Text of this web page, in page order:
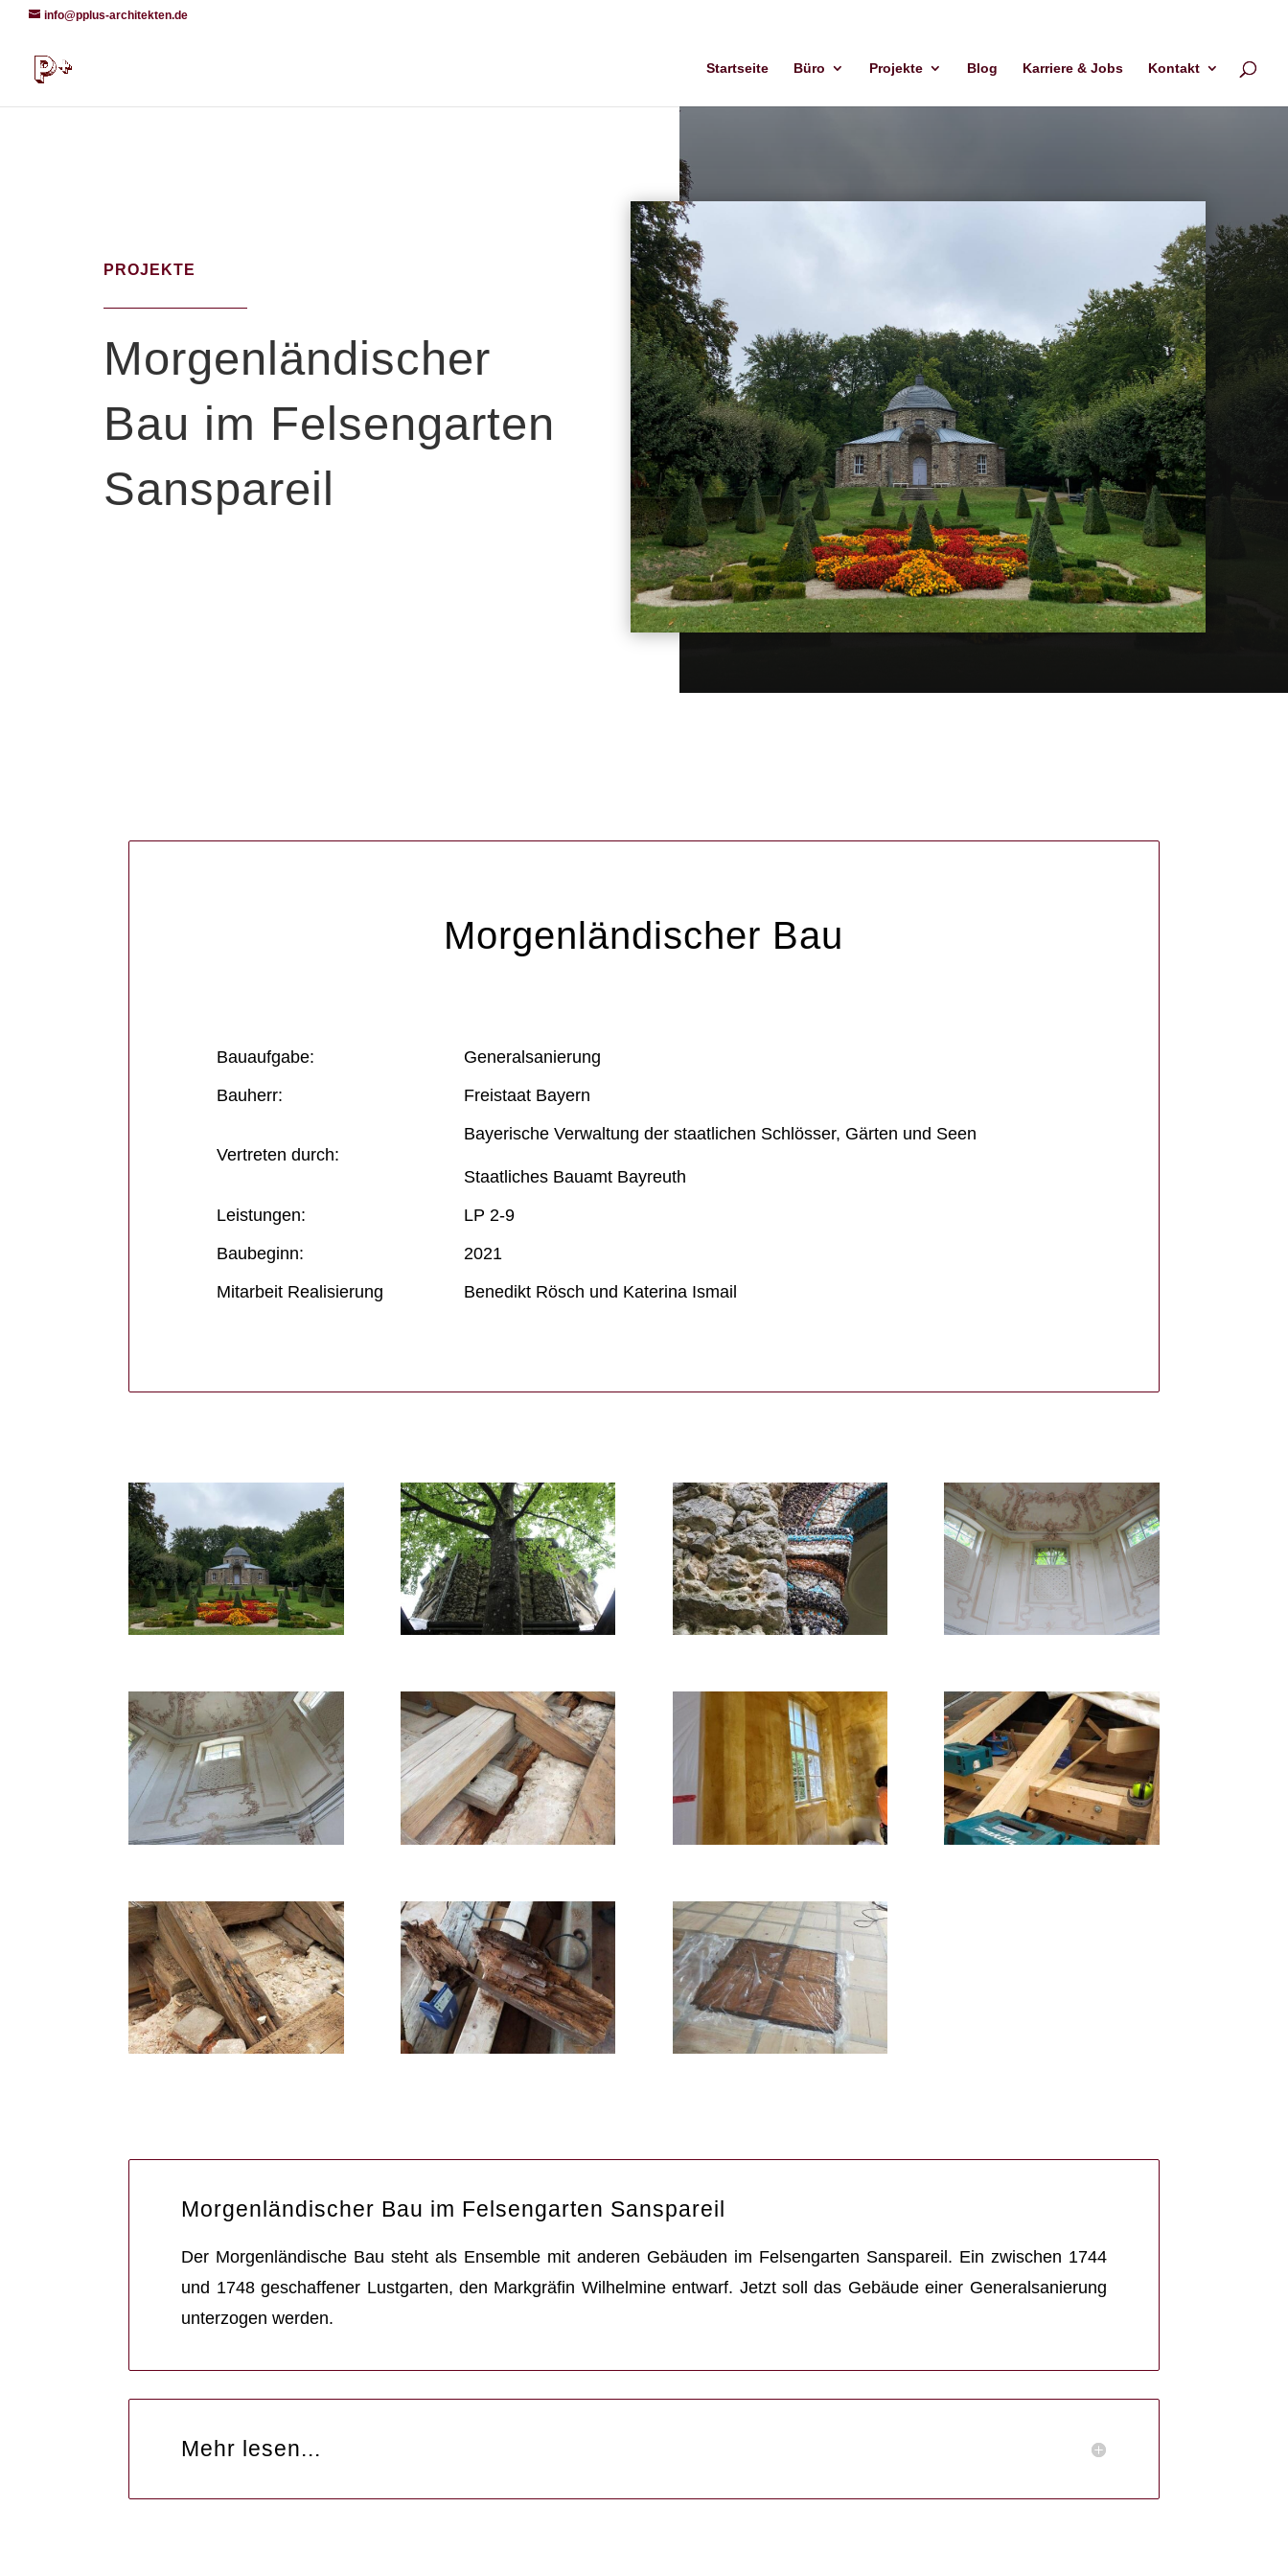
info@pplus-architekten.de
Startseite Büro Projekte Blog Karriere & Jobs Kontakt
PROJEKTE
Morgenländischer
Bau im Felsengarten
Sanspareil
Morgenländischer Bau
Bauaufgabe:
Generalsanierung
Bauherr:
Freistaat Bayern
Vertreten durch:
Bayerische Verwaltung der staatlichen Schlösser, Gärten und Seen
Staatliches Bauamt Bayreuth
Leistungen:
LP 2-9
Baubeginn:
2021
Mitarbeit Realisierung
Benedikt Rösch und Katerina Ismail
Morgenländischer Bau im Felsengarten Sanspareil
Der Morgenländische Bau steht als Ensemble mit anderen Gebäuden im Felsengarten Sanspareil. Ein zwischen 1744
und 1748 geschaffener Lustgarten, den Markgräfin Wilhelmine entwarf. Jetzt soll das Gebäude einer Generalsanierung
unterzogen werden.
Mehr lesen...